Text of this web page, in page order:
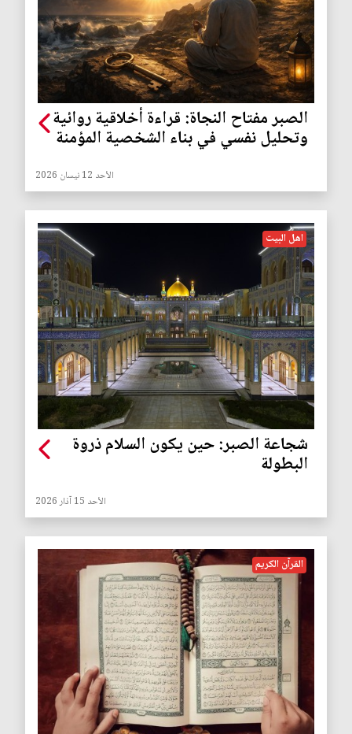
الصبر مفتاح النجاة: قراءة أخلاقية روائية
وتحليل نفسي في بناء الشخصية المؤمنة
الأحد 12 نيسان 2026
اهل البيت
شجاعة الصبر: حين يكون السلام ذروة
البطولة
الأحد 15 آذار 2026
القرآن الكريم